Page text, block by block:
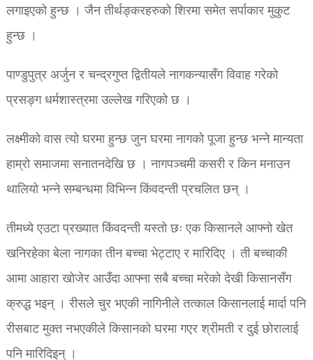
लगाइएको हुन्छ । जैन तीर्थङ्करहरुको शिरमा समेत सर्पाकार मुकुट
हुन्छ ।
पाण्डुपुत्र अर्जुन र चन्द्रगुप्त द्वितीयले नागकन्यासँग विवाह गरेको
प्रसङ्ग धर्मशास्त्रमा उल्लेख गरिएको छ ।
लक्ष्मीको वास त्यो घरमा हुन्छ जुन घरमा नागको पूजा हुन्छ भन्ने मान्यता
हाम्रो समाजमा सनातनदेखि छ । नागपञ्चमी कसरी र किन मनाउन
थालियो भन्ने सम्बन्धमा विभिन्न किंवदन्ती प्रचलित छन् ।
तीमध्ये एउटा प्रख्यात किंवदन्ती यस्तो छः एक किसानले आफ्नो खेत
खनिरहेका बेला नागका तीन बच्चा भेट्टाए र मारिदिए । ती बच्चाकी
आमा आहारा खोजेर आउँदा आफ्ना सबै बच्चा मरेको देखी किसानसँग
क्रुद्ध भइन् । रीसले चुर भएकी नागिनीले तत्काल किसानलाई मार्दा पनि
रीसबाट मुक्त नभएकीले किसानको घरमा गएर श्रीमती र दुई छोरालाई
पनि मारिदिइन् ।